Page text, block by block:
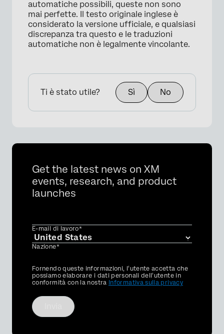
automatiche possibili, queste non sono
mai perfette. Il testo originale inglese è
considerato la versione ufficiale, e qualsiasi
discrepanza tra questo e le traduzioni
automatiche non è legalmente vincolante.
Ti è stato utile? Sì No
Get the latest news on XM
events, research, and product
launches
E-mail di lavoro*
Nazione*
Privacy
Optin
Fornendo queste informazioni, l'utente accetta che
possiamo elaborare i dati personali dell'utente in
conformità con la nostra Informativa sulla privacy